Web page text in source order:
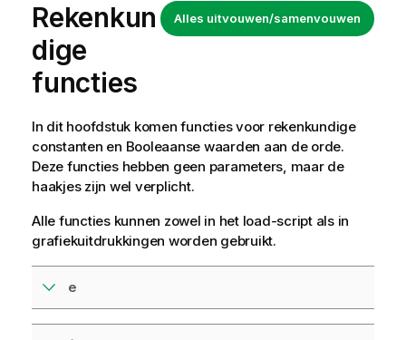
Alles uitvouwen/samenvouwen
Rekenkun
dige
functies
In dit hoofdstuk komen functies voor rekenkundige
constanten en Booleaanse waarden aan de orde.
Deze functies hebben geen parameters, maar de
haakjes zijn wel verplicht.
Alle functies kunnen zowel in het load-script als in
grafiekuitdrukkingen worden gebruikt.
e